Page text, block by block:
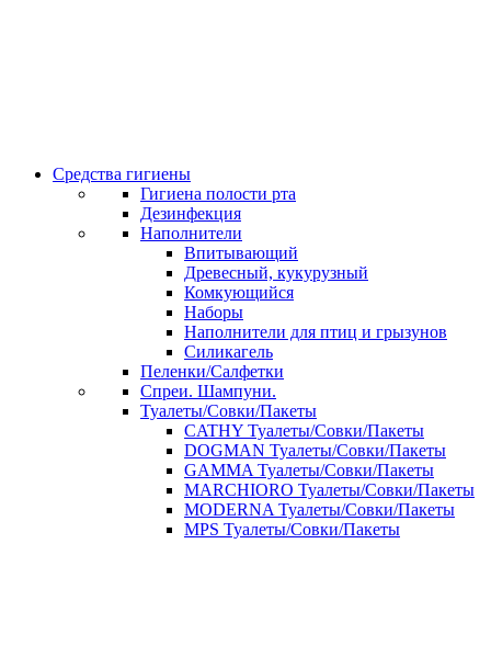
Средства гигиены
Гигиена полости рта
Дезинфекция
Наполнители
Впитывающий
Древесный, кукурузный
Комкующийся
Наборы
Наполнители для птиц и грызунов
Силикагель
Пеленки/Салфетки
Спреи. Шампуни.
Туалеты/Совки/Пакеты
CATHY Туалеты/Совки/Пакеты
DOGMAN Туалеты/Совки/Пакеты
GAMMA Туалеты/Совки/Пакеты
MARCHIORO Туалеты/Совки/Пакеты
MODERNA Туалеты/Совки/Пакеты
MPS Туалеты/Совки/Пакеты